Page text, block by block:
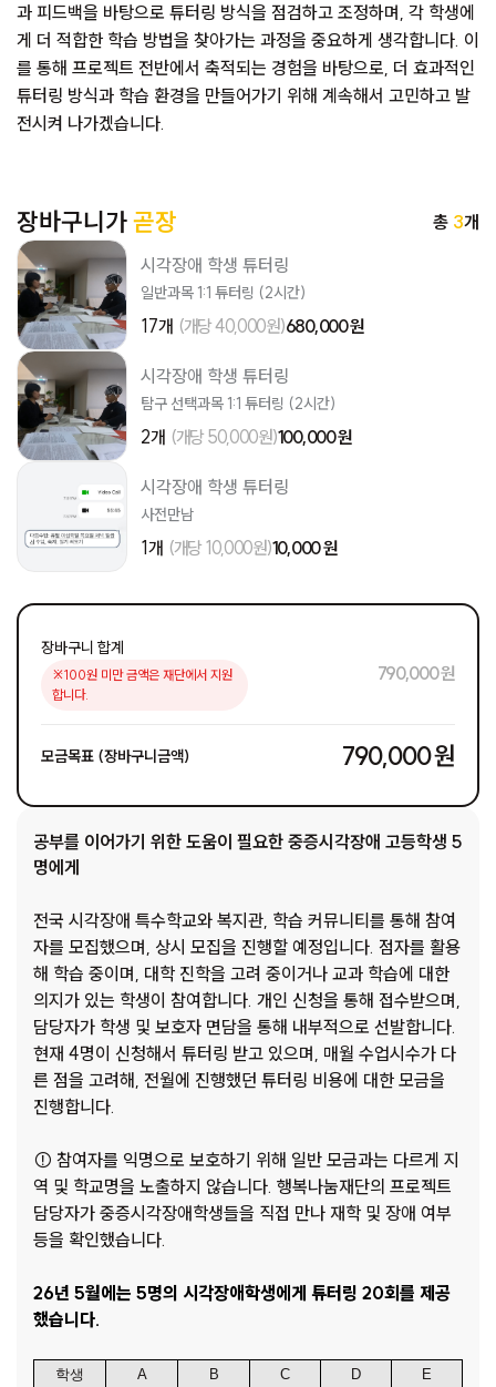
과 피드백을 바탕으로 튜터링 방식을 점검하고 조정하며, 각 학생에
게 더 적합한 학습 방법을 찾아가는 과정을 중요하게 생각합니다. 이
를 통해 프로젝트 전반에서 축적되는 경험을 바탕으로, 더 효과적인
튜터링 방식과 학습 환경을 만들어가기 위해 계속해서 고민하고 발
전시켜 나가겠습니다.
장바구니가곧장 총 3개
시각장애 학생 튜터링
일반과목 1:1 튜터링 (2시간)
17개 (개당 40,000원)680,000 원
시각장애 학생 튜터링
탐구 선택과목 1:1 튜터링 (2시간)
2개 (개당 50,000원)100,000 원
시각장애 학생 튜터링
사전만남
1개 (개당 10,000원)10,000 원
장바구니 합계
※100원 미만 금액은 재단에서 지원
합니다.
790,000 원
모금목표 (장바구니금액) 790,000 원
공부를 이어가기 위한 도움이 필요한 중증시각장애 고등학생 5
명에게
전국 시각장애 특수학교와 복지관, 학습 커뮤니티를 통해 참여
자를 모집했으며, 상시 모집을 진행할 예정입니다. 점자를 활용
해 학습 중이며, 대학 진학을 고려 중이거나 교과 학습에 대한
의지가 있는 학생이 참여합니다. 개인 신청을 통해 접수받으며,
담당자가 학생 및 보호자 면담을 통해 내부적으로 선발합니다.
현재 4명이 신청해서 튜터링 받고 있으며, 매월 수업시수가 다
른 점을 고려해, 전월에 진행했던 튜터링 비용에 대한 모금을
진행합니다.
⚠ 참여자를 익명으로 보호하기 위해 일반 모금과는 다르게 지
역 및 학교명을 노출하지 않습니다. 행복나눔재단의 프로젝트
담당자가 중증시각장애학생들을 직접 만나 재학 및 장애 여부
등을 확인했습니다.
26년 5월에는 5명의 시각장애학생에게 튜터링 20회를 제공
했습니다.
학생 A B C D E